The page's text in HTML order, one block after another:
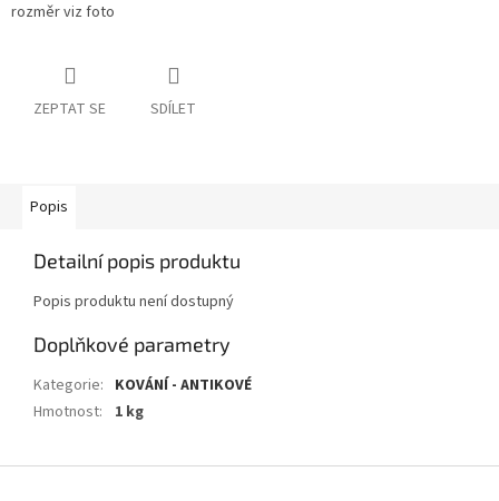
rozměr viz foto
ZEPTAT SE SDÍLET
Popis
Detailní popis produktu
Popis produktu není dostupný
Doplňkové parametry
Kategorie: KOVÁNÍ - ANTIKOVÉ
Hmotnost: 1 kg